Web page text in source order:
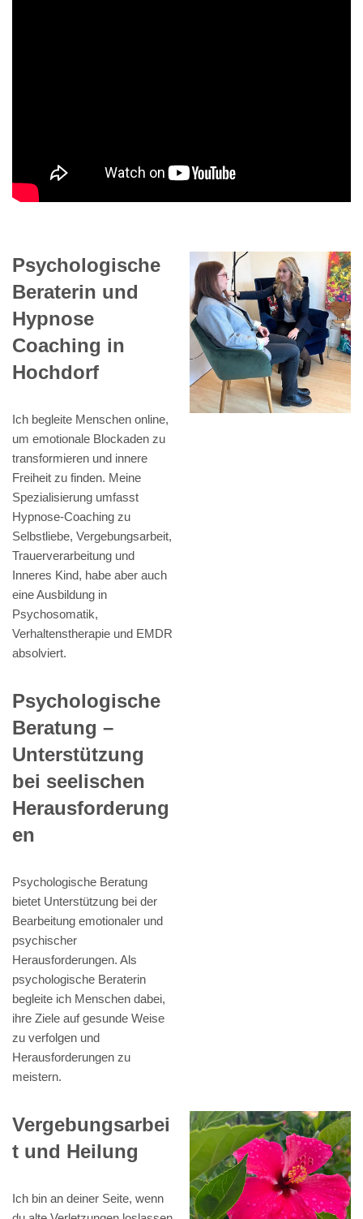
Psychologische
Beraterin und
Hypnose
Coaching in
Hochdorf
Ich begleite Menschen online,
um emotionale Blockaden zu
transformieren und innere
Freiheit zu finden. Meine
Spezialisierung umfasst
Hypnose-Coaching zu
Selbstliebe, Vergebungsarbeit,
Trauerverarbeitung und
Inneres Kind, habe aber auch
eine Ausbildung in
Psychosomatik,
Verhaltenstherapie und EMDR
absolviert.
Psychologische
Beratung –
Unterstützung
bei seelischen
Herausforderung
en
Psychologische Beratung
bietet Unterstützung bei der
Bearbeitung emotionaler und
psychischer
Herausforderungen. Als
psychologische Beraterin
begleite ich Menschen dabei,
ihre Ziele auf gesunde Weise
zu verfolgen und
Herausforderungen zu
meistern.
Vergebungsarbei
t und Heilung
Ich bin an deiner Seite, wenn